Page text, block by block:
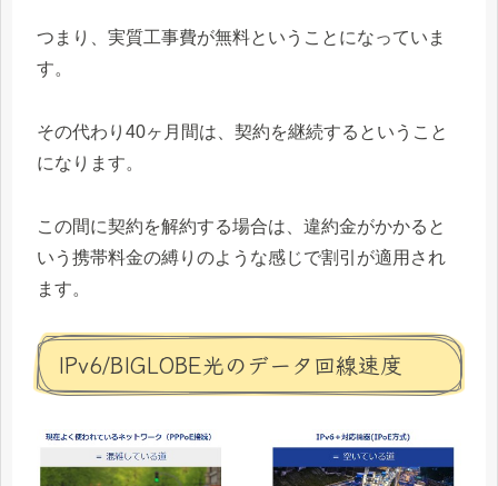
つまり、実質工事費が無料ということになっていま
す。
その代わり40ヶ月間は、契約を継続するということ
になります。
この間に契約を解約する場合は、違約金がかかると
いう携帯料金の縛りのような感じで割引が適用され
ます。
IPv6/BIGLOBE光のデータ回線速度